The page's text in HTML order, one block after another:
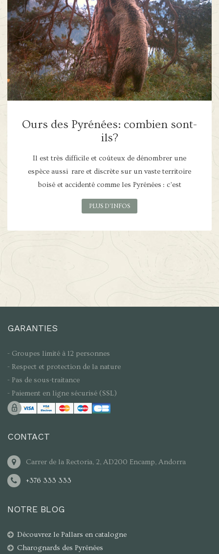
Ours des Pyrénées: combien sont-
ils?
Il est très difficile et coûteux de dénombrer une
espèce aussi rare et discrète sur un vaste territoire
boisé et accidenté comme les Pyrénées : c’est
PLUS D'INFOS
GARANTIES
- Groupes limité à 12 personnes
- Respect et protection de la nature
- Pas de sous-traitance
- Paiement en ligne sécurisé (SSL)
CONTACT
Carrer de la Rectoria, 2, AD200 Encamp, Andorra
+376 333 333
NOTRE BLOG
Découvrez le Pallars en catalogne
Charognards des Pyrénées